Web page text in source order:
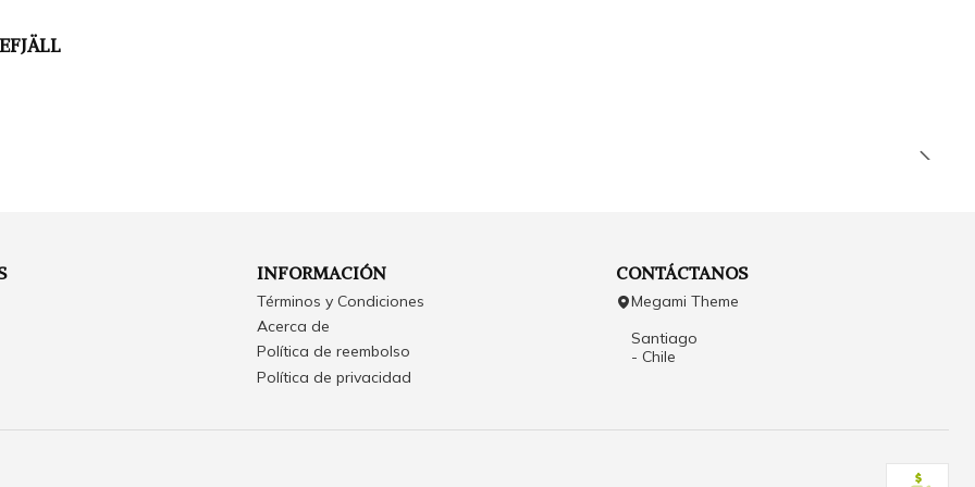
INFORMACIÓN
Términos y Condiciones
Acerca de
Política de reembolso
Política de privacidad
CONTÁCTANOS
Megami Theme
Santiago
- Chile